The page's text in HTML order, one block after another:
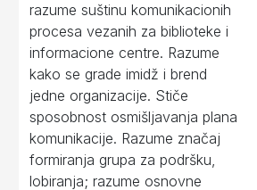
razume suštinu komunikacionih
procesa vezanih za biblioteke i
informacione centre. Razume
kako se grade imidž i brend
jedne organizacije. Stiče
sposobnost osmišljavanja plana
komunikacije. Razume značaj
formiranja grupa za podršku,
lobiranja; razume osnovne